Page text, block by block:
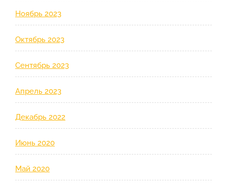
Ноябрь 2023
Октябрь 2023
Сентябрь 2023
Апрель 2023
Декабрь 2022
Июнь 2020
Май 2020